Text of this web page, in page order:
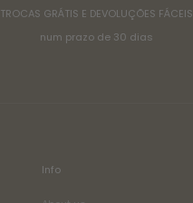
TROCAS GRÁTIS E DEVOLUÇÕES FÁCEIS
num prazo de 30 dias
Info